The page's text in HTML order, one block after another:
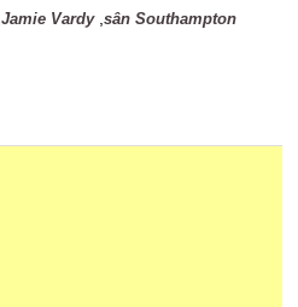
,Jamie Vardy,sân Southampton